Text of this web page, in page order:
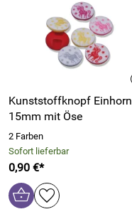
Kunststoffknopf Einhorn
15mm mit Öse
2 Farben
Sofort lieferbar
0,90 €*